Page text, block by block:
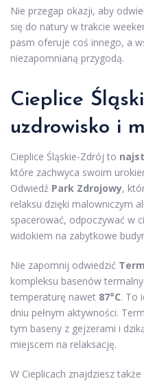
Nie przegap okazji, aby
się do natury w trakcie
pasm oferuje coś innego, a
niezapomnianą przygodą.
Cieplice
uzdrowisko i
Cieplice Śląskie-Zdrój to
które zachwyca swoim
Odwiedź Park Zdrojowy,
relaksu dzięki malowniczym
spacerować, odpoczywać w
widokiem na zabytkowe
Nie zapomnij odwiedzić
kompleksu basenów
temperaturę nawet 87°C. To
dniu pełnym aktywności.
tym baseny z gejzerami i
miejscem na relaksację.
W Cieplicach znajdziesz także